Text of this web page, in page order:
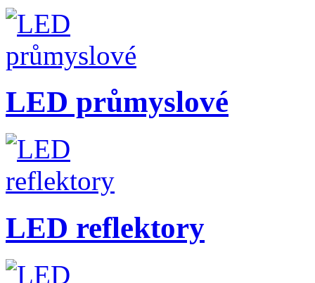
LED průmyslové
LED reflektory